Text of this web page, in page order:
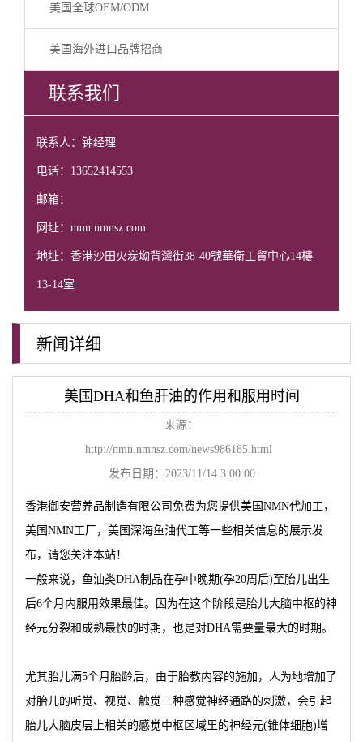
美国全球OEM/ODM
美国海外进口品牌招商
联系我们
联系人：钟经理
电话：13652414553
邮箱：
网址：nmn.nmnsz.com
地址：香港沙田火炭坳背灣街38-40號華衛工貿中心14樓
13-14室
新闻详细
美国DHA和鱼肝油的作用和服用时间
来源：
http://nmn.nmnsz.com/news986185.html
发布日期：2023/11/14 3:00:00
香港御安营养品制造有限公司免费为您提供美国NMN代加工 ，
美国NMN工厂，美国深海鱼油代工等一些相关信息的展示发
布，请您关注本站！
一般来说，鱼油类DHA制品在孕中晚期(孕20周后)至胎儿出生
后6个月内服用效果最佳。因为在这个阶段是胎儿大脑中枢的神
经元分裂和成熟最快的时期，也是对DHA需要量最大的时期。
尤其胎儿满5个月胎龄后，由于胎教内容的施加，人为地增加了
对胎儿的听觉、视觉、触觉三种感觉神经通路的刺激，会引起
胎儿大脑皮层上相关的感觉中枢区域里的神经元(锥体细胞)增